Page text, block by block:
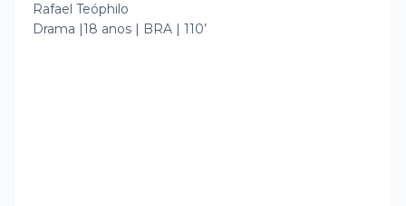
Rafael Teóphilo
Drama |18 anos | BRA | 110’